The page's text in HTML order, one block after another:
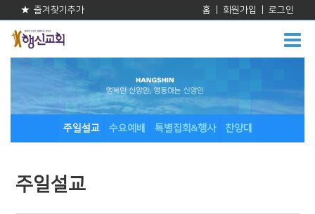
★ 즐겨찾기추가 홈 회원가입 로그인
주일설교 수요예배 특별집회&행사 찬양대
주일설교